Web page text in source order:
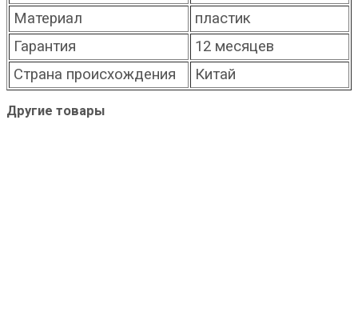
Материал
пластик
Гарантия
12 месяцев
Страна происхождения
Китай
Другие товары